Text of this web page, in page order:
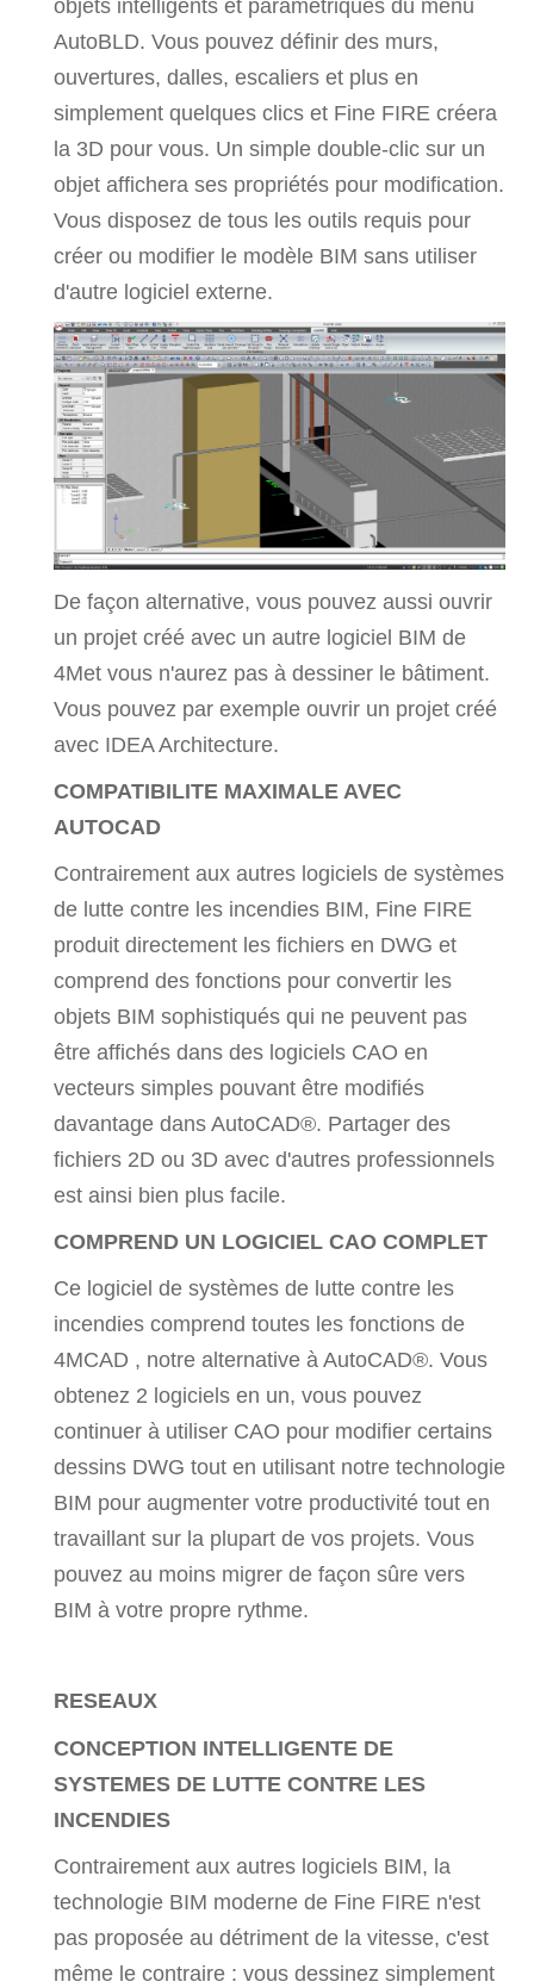
objets intelligents et paramétriques du menu
AutoBLD. Vous pouvez définir des murs,
ouvertures, dalles, escaliers et plus en
simplement quelques clics et Fine FIRE créera
la 3D pour vous. Un simple double-clic sur un
objet affichera ses propriétés pour modification.
Vous disposez de tous les outils requis pour
créer ou modifier le modèle BIM sans utiliser
d'autre logiciel externe.
De façon alternative, vous pouvez aussi ouvrir
un projet créé avec un autre logiciel BIM de
4Met vous n'aurez pas à dessiner le bâtiment.
Vous pouvez par exemple ouvrir un projet créé
avec IDEA Architecture.
COMPATIBILITE MAXIMALE AVEC
AUTOCAD
Contrairement aux autres logiciels de systèmes
de lutte contre les incendies BIM, Fine FIRE
produit directement les fichiers en DWG et
comprend des fonctions pour convertir les
objets BIM sophistiqués qui ne peuvent pas
être affichés dans des logiciels CAO en
vecteurs simples pouvant être modifiés
davantage dans AutoCAD®. Partager des
fichiers 2D ou 3D avec d'autres professionnels
est ainsi bien plus facile.
COMPREND UN LOGICIEL CAO COMPLET
Ce logiciel de systèmes de lutte contre les
incendies comprend toutes les fonctions de
4MCAD , notre alternative à AutoCAD®. Vous
obtenez 2 logiciels en un, vous pouvez
continuer à utiliser CAO pour modifier certains
dessins DWG tout en utilisant notre technologie
BIM pour augmenter votre productivité tout en
travaillant sur la plupart de vos projets. Vous
pouvez au moins migrer de façon sûre vers
BIM à votre propre rythme.
RESEAUX
CONCEPTION INTELLIGENTE DE
SYSTEMES DE LUTTE CONTRE LES
INCENDIES
Contrairement aux autres logiciels BIM, la
technologie BIM moderne de Fine FIRE n'est
pas proposée au détriment de la vitesse, c'est
même le contraire : vous dessinez simplement